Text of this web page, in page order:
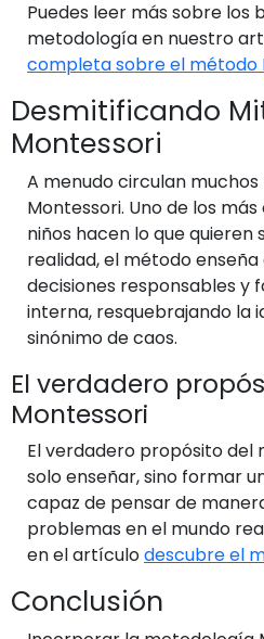
Puedes leer más sobre los
metodología en nuestro
completa sobre el método
Desmitificando
Montessori
A menudo circulan
Montessori. Uno de los
niños hacen lo que quieren
realidad, el método
decisiones responsables y
interna, resquebrajando la
sinónimo de caos.
El verdadero
Montessori
El verdadero propósito del
solo enseñar, sino formar
capaz de pensar de
problemas en el mundo
en el artículodescubre el
Conclusión